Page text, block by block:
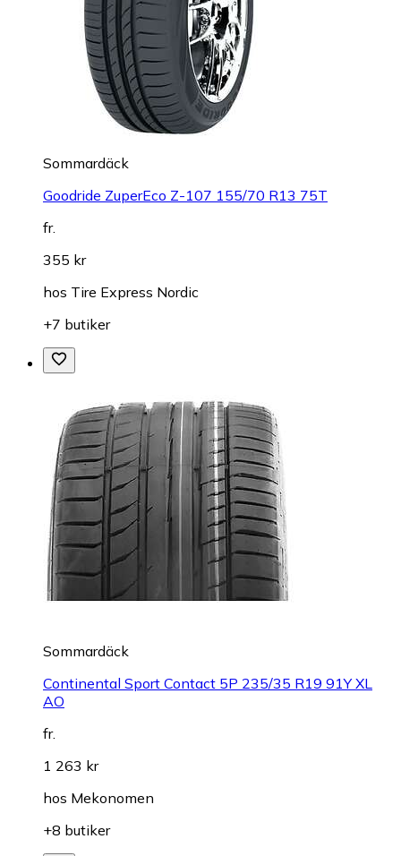
Sommardäck
Goodride ZuperEco Z-107 155/70 R13 75T
fr.
355 kr
hos Tire Express Nordic
+7 butiker
Sommardäck
Continental Sport Contact 5P 235/35 R19 91Y XL
AO
fr.
1 263 kr
hos Mekonomen
+8 butiker